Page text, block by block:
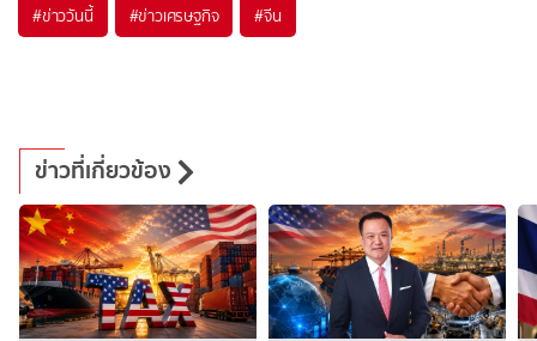
#ข่าววันนี้ #ข่าวเศรษฐกิจ #จีน
ข่าวที่เกี่ยวข้อง